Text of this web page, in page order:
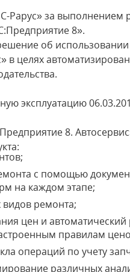
за выполнением
«1С:Предприятие
об
в целях
эксплуатацию
8.
с помощью
на каждом этапе;
видов ремонта;
цен и автоматический
правилам
операций по учету
различных